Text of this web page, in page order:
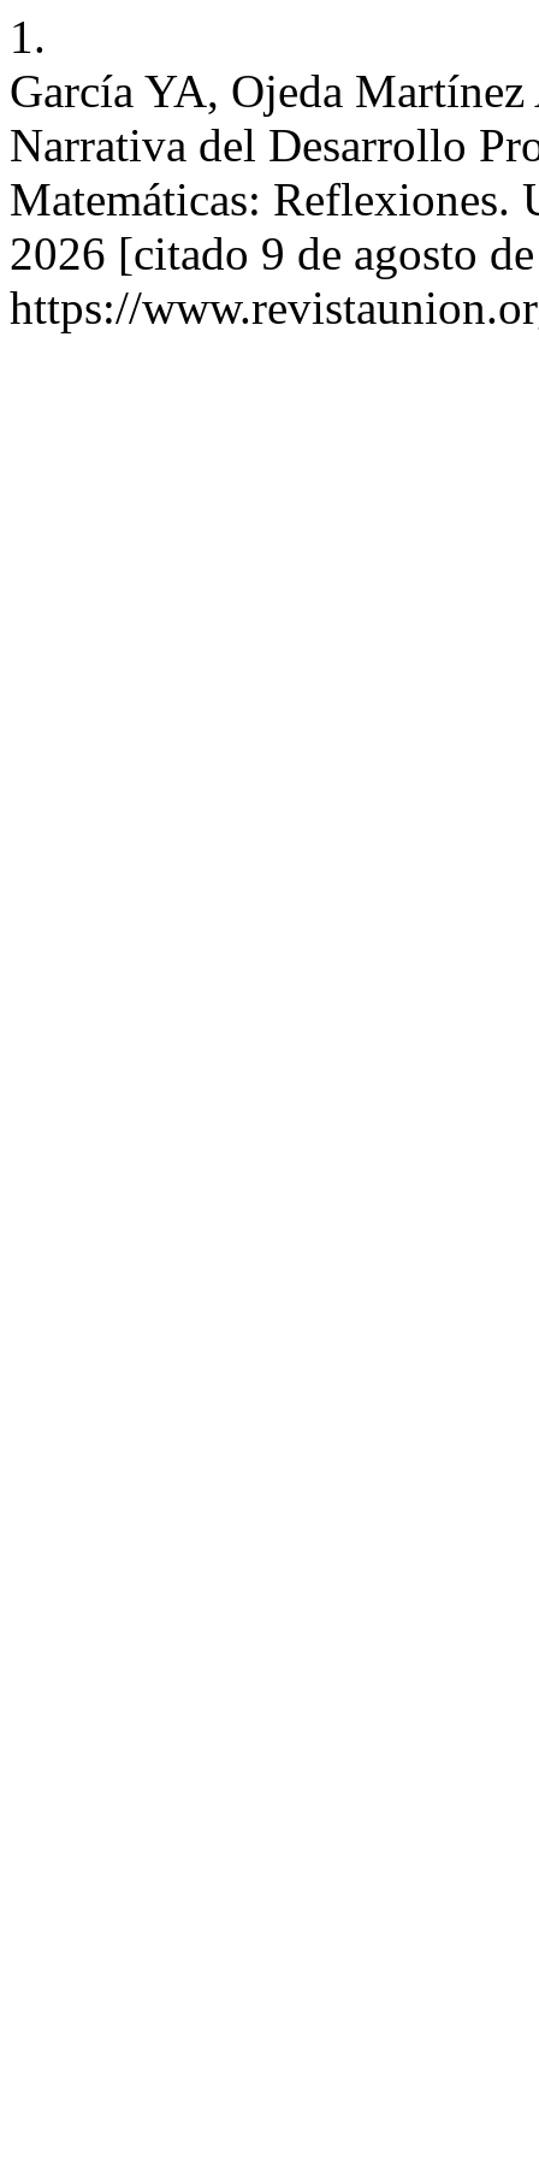
1.
García YA, Ojeda
Narrativa del Desarrollo
Matemáticas:
2026 [citado 9 de agosto
https://